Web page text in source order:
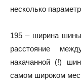
несколько
195 – ширина
расстояние
накачанной (!)
самом широком